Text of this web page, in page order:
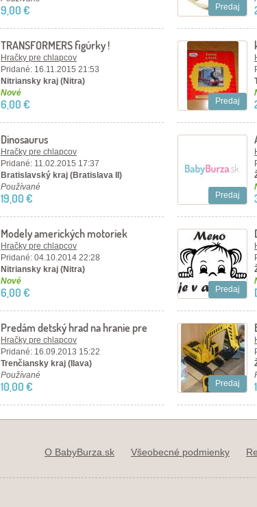
9,00 € Predaj
TRANSFORMERS figúrky !
Hračky pre chlapcov
Pridané: 16.11.2015 21:53
Nitriansky kraj (Nitra)
Nové
6,00 € Predaj
Dinosaurus
Hračky pre chlapcov
Pridané: 11.02.2015 17:37
Bratislavský kraj (Bratislava II)
Používané
19,00 € Predaj
Modely amerických motoriek
Hračky pre chlapcov
Pridané: 04.10.2014 22:28
Nitriansky kraj (Nitra)
Nové
6,00 € Predaj
Predám detský hrad na hranie pre
deti
Hračky pre chlapcov
Pridané: 16.09.2013 15:22
Trenčiansky kraj (Ilava)
Používané
10,00 € Predaj
O BabyBurza.sk Všeobecné podmienky